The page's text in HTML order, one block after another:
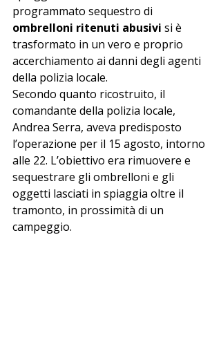
programmato sequestro di
ombrelloni ritenuti abusivi si è
trasformato in un vero e proprio
accerchiamento ai danni degli agenti
della polizia locale.
Secondo quanto ricostruito, il
comandante della polizia locale,
Andrea Serra, aveva predisposto
l’operazione per il 15 agosto, intorno
alle 22. L’obiettivo era rimuovere e
sequestrare gli ombrelloni e gli
oggetti lasciati in spiaggia oltre il
tramonto, in prossimità di un
campeggio.